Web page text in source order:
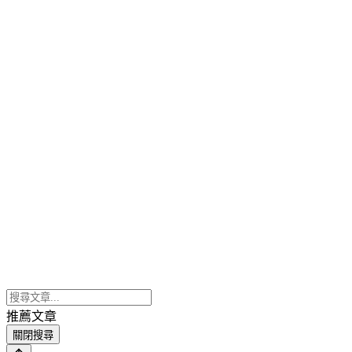
推薦文章
關閉搜尋